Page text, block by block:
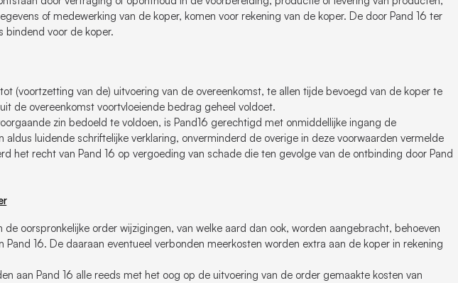
of medewerking van de koper, komen voor rekening van de koper. De door Pand 16 ter
bindend voor de koper.
(voortzetting van de) uitvoering van de overeenkomst, te allen tijde bevoegd van de koper te
de overeenkomst voortvloeiende bedrag geheel voldoet.
zin bedoeld te voldoen, is Pand16 gerechtigd met onmiddellijke ingang de
aldus luidende schriftelijke verklaring, onverminderd de overige in deze voorwaarden vermelde
het recht van Pand 16 op vergoeding van schade die ten gevolge van de ontbinding door Pand
oorspronkelijke order wijzigingen, van welke aard dan ook, worden aangebracht, behoeven
Pand 16. De daaraan eventueel verbonden meerkosten worden extra aan de koper in rekening
aan Pand 16 alle reeds met het oog op de uitvoering van de order gemaakte kosten van